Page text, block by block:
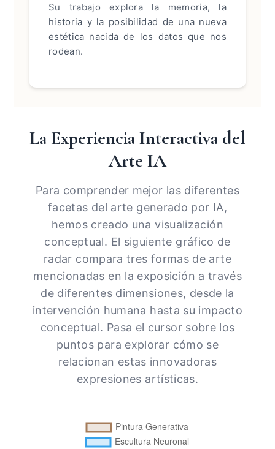
Su trabajo explora la memoria, la
historia y la posibilidad de una nueva
estética nacida de los datos que nos
rodean.
La Experiencia Interactiva del
Arte IA
Para comprender mejor las diferentes
facetas del arte generado por IA,
hemos creado una visualización
conceptual. El siguiente gráfico de
radar compara tres formas de arte
mencionadas en la exposición a través
de diferentes dimensiones, desde la
intervención humana hasta su impacto
conceptual. Pasa el cursor sobre los
puntos para explorar cómo se
relacionan estas innovadoras
expresiones artísticas.